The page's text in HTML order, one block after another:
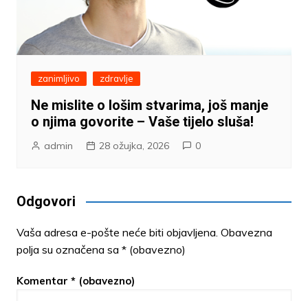
zanimljivo zdravlje
Ne mislite o lošim stvarima, još manje
o njima govorite – Vaše tijelo sluša!
admin 28 ožujka, 2026 0
Odgovori
Vaša adresa e-pošte neće biti objavljena. Obavezna
polja su označena sa * (obavezno)
Komentar * (obavezno)